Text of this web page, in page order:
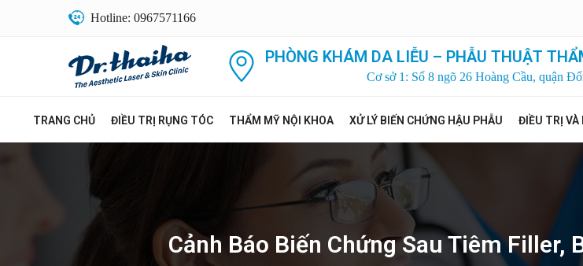
Hotline: 0967571166
PHÒNG KHÁM DA LIỄU – PHẪU THUẬT
Cơ sở 1: Số 8 ngõ 26 Hoàng Cầu, quận
TRANG CHỦ ĐIỀU TRỊ RỤNG TÓC THẨM MỸ NỘI KHOA XỬ LÝ BIẾN CHỨNG HẬU PHẪU ĐIỀU TRỊ VÀ
Cảnh Báo Biến Chứng Sau Tiêm Filler,